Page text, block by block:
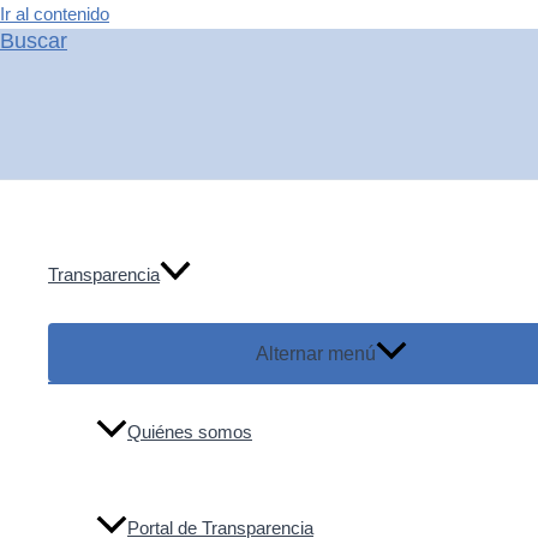
Ir al contenido
Buscar
Transparencia
Alternar menú
Quiénes somos
Portal de Transparencia